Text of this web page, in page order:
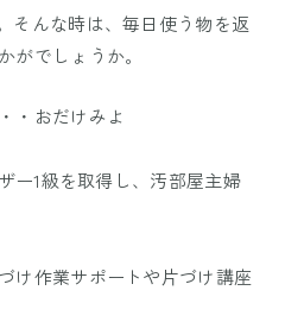
そんな時は、毎日使う物を返
がでしょうか。
・おだけみよ
ー1級を取得し、汚部屋主婦
け作業サポートや片づけ講座